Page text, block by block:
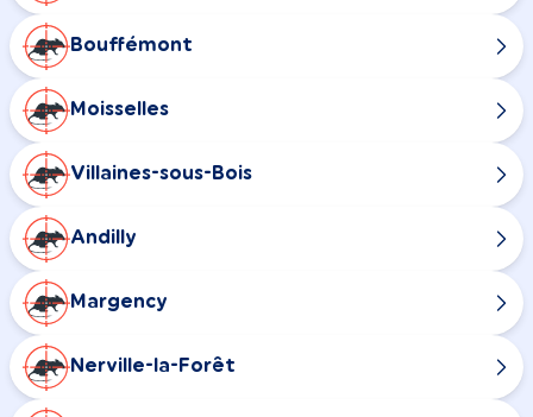
Bouffémont
Moisselles
Villaines-sous-Bois
Andilly
Margency
Nerville-la-Forêt